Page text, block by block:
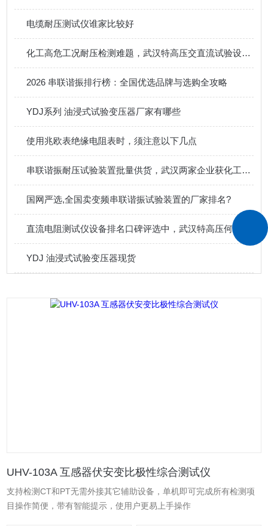
电缆耐压测试仪谁家比较好
化工高危工况耐压检测难题，武汉特高压交直流试验设备适配方案剖析
2026 串联谐振排行榜：全国优选品牌与选购全攻略
YDJ系列 油浸式试验变压器厂家有哪些
使用兆欧表绝缘电阻表时，须注意以下几点
串联谐振耐压试验装置批量供货，武汉两家企业获化工行业青睐
国网严选,全国卖变频串联谐振试验装置的厂家排名?
YDJ 油浸式试验变压器现货
UHV-103A 互感器伏安变比极性综合测试仪
支持检测CT和PT无需外接其它辅助设备，单机即可完成所有检测项
目操作简便，带有智能提示，使用户更易上手操作